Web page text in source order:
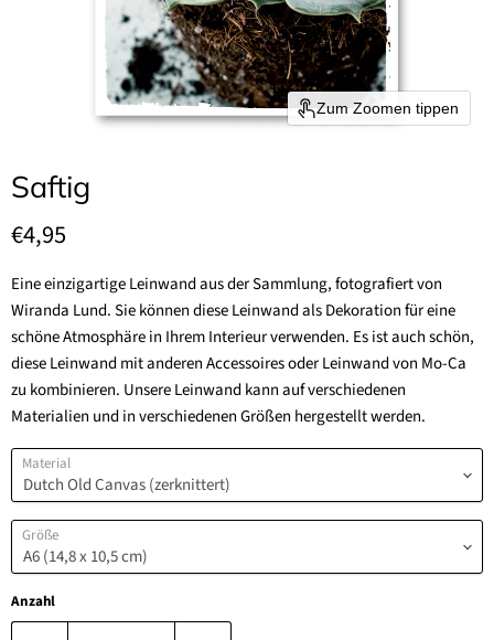
Zum Zoomen tippen
Saftig
Aktueller Preis
€4,95
Eine einzigartige Leinwand aus der Sammlung, fotografiert von
Wiranda Lund. Sie können diese Leinwand als Dekoration für eine
schöne Atmosphäre in Ihrem Interieur verwenden. Es ist auch schön,
diese Leinwand mit anderen Accessoires oder Leinwand von Mo-Ca
zu kombinieren. Unsere Leinwand kann auf verschiedenen
Materialien und in verschiedenen Größen hergestellt werden.
Material
Größe
Anzahl